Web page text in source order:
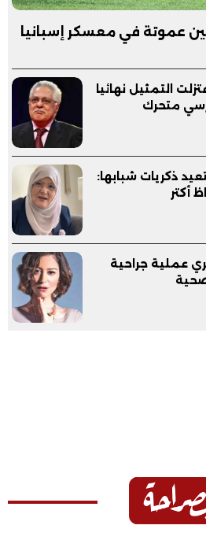
عموتة في معسكر إسبانيا
التمثيل نهائيا
متحرك
ذكريات شبابها:
أكتر
عملية جراحية